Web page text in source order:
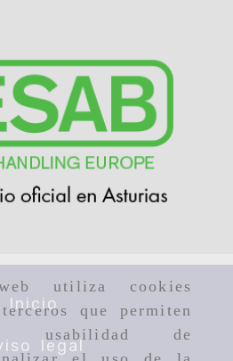
utiliza cookies
que permiten
usabilidad de
Inicio
legal